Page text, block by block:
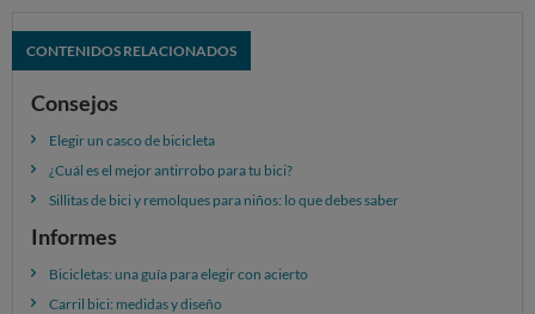
CONTENIDOS RELACIONADOS
Consejos
Elegir un casco de bicicleta
¿Cuál es el mejor antirrobo para tu bici?
Sillitas de bici y remolques para niños: lo que debes saber
Informes
Bicicletas: una guía para elegir con acierto
Carril bici: medidas y diseño